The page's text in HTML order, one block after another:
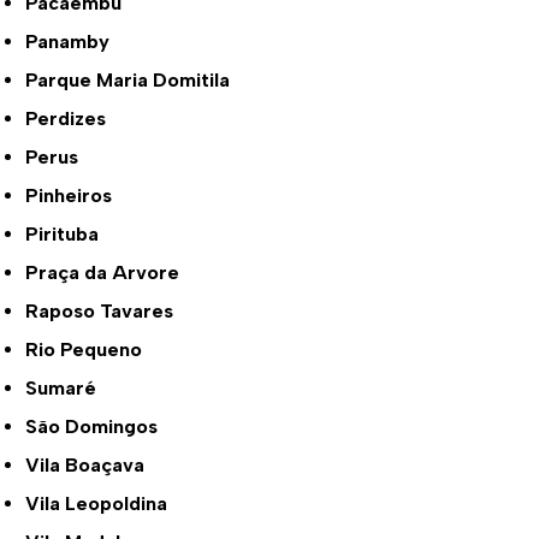
Panamby
Parque Maria Domitila
Perdizes
Perus
Pinheiros
Pirituba
Praça da Arvore
Raposo Tavares
Rio Pequeno
Sumaré
São Domingos
Vila Boaçava
Vila Leopoldina